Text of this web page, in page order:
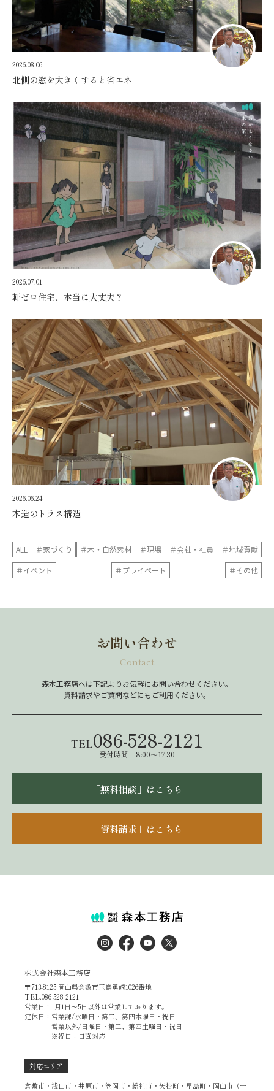
2026.08.06
北側の窓を大きくすると省エネ
2026.07.01
軒ゼロ住宅、本当に大丈夫？
2026.06.24
木造のトラス構造
ALL ＃家づくり ＃木・自然素材 ＃現場 ＃会社・社員
＃地域貢献
＃イベント
＃プライベート ＃その他
お問い合わせ
Contact
森本工務店へは下記よりお気軽にお問い合わせください。
資料請求やご質問などにもご利用ください。
TEL086-528-2121
受付時間 8:00～17:30
「無料相談」はこちら
「資料請求」はこちら
株式会社森本工務店
〒713-8125 岡山県倉敷市玉島勇崎1026番地
TEL.086-528-2121
営業日：1月1日～5日以外は営業しております。
定休日：営業課/水曜日・第二、第四木曜日・祝日
営業以外/日曜日・第二、第四土曜日・祝日
※祝日：日直対応
対応エリア
倉敷市・浅口市・井原市・笠岡市・総社市・矢掛町・早島町・岡山市（一